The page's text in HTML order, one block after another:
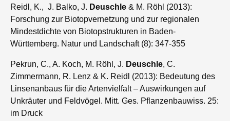
Reidl, K., J. Balko, J. Deuschle & M. Röhl (2013):
Forschung zur Biotopvernetzung und zur regionalen
Mindestdichte von Biotopstrukturen in Baden-
Württemberg. Natur und Landschaft (8): 347-355
Pekrun, C., A. Koch, M. Röhl, J. Deuschle, C.
Zimmermann, R. Lenz & K. Reidl (2013): Bedeutung des
Linsenanbaus für die Artenvielfalt – Auswirkungen auf
Unkräuter und Feldvögel. Mitt. Ges. Pflanzenbauwiss. 25:
im Druck